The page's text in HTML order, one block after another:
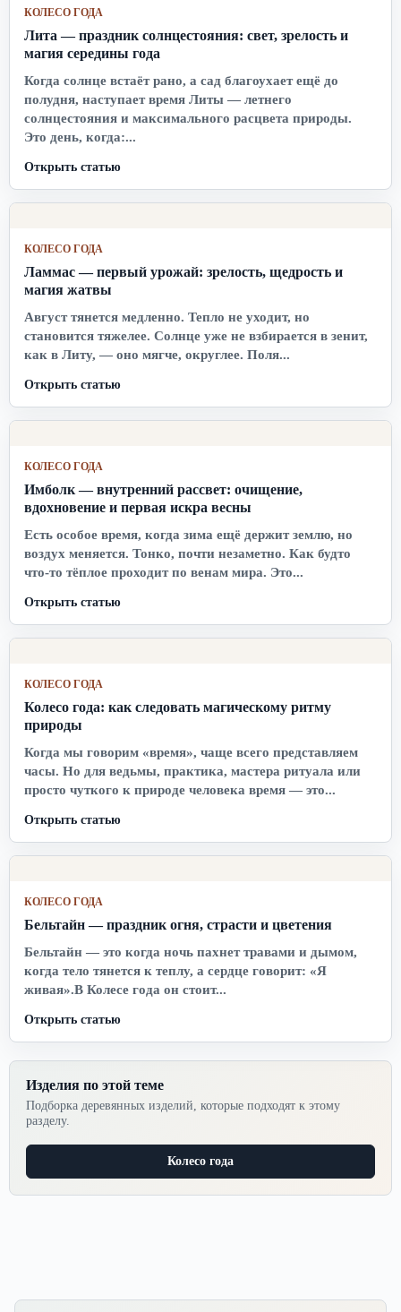
КОЛЕСО ГОДА
Лита — праздник солнцестояния: свет, зрелость и
магия середины года
Когда солнце встаёт рано, а сад благоухает ещё до
полудня, наступает время Литы — летнего
солнцестояния и максимального расцвета природы.
Это день, когда:...
Открыть статью
КОЛЕСО ГОДА
Ламмас — первый урожай: зрелость, щедрость и
магия жатвы
Август тянется медленно. Тепло не уходит, но
становится тяжелее. Солнце уже не взбирается в зенит,
как в Литу, — оно мягче, округлее. Поля...
Открыть статью
КОЛЕСО ГОДА
Имболк — внутренний рассвет: очищение,
вдохновение и первая искра весны
Есть особое время, когда зима ещё держит землю, но
воздух меняется. Тонко, почти незаметно. Как будто
что-то тёплое проходит по венам мира. Это...
Открыть статью
КОЛЕСО ГОДА
Колесо года: как следовать магическому ритму
природы
Когда мы говорим «время», чаще всего представляем
часы. Но для ведьмы, практика, мастера ритуала или
просто чуткого к природе человека время — это...
Открыть статью
КОЛЕСО ГОДА
Бельтайн — праздник огня, страсти и цветения
Бельтайн — это когда ночь пахнет травами и дымом,
когда тело тянется к теплу, а сердце говорит: «Я
живая».В Колесе года он стоит...
Открыть статью
Изделия по этой теме
Подборка деревянных изделий, которые подходят к этому
разделу.
Колесо года